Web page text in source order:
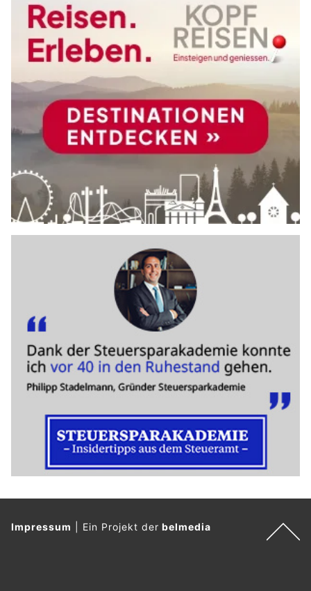
Impressum Ein Projekt derbelmedia